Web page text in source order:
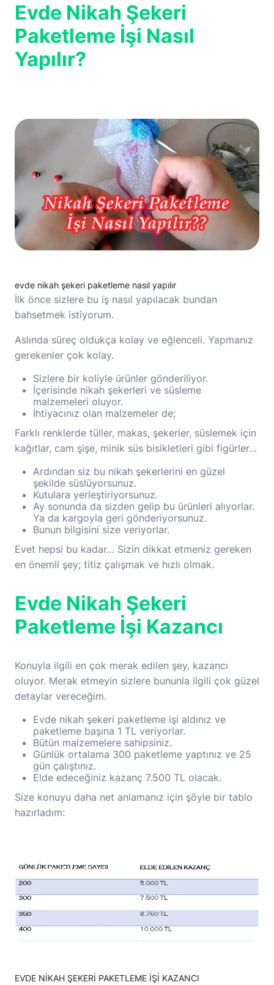
Evde Nikah Şekeri
Paketleme İşi Nasıl
Yapılır?
evde nikah şekeri paketleme nasıl yapılır
İlk önce sizlere bu iş nasıl yapılacak bundan
bahsetmek istiyorum.
Aslında süreç oldukça kolay ve eğlenceli. Yapmanız
gerekenler çok kolay.
Sizlere bir koliyle ürünler gönderiliyor.
İçerisinde nikah şekerleri ve süsleme
malzemeleri oluyor.
İhtiyacınız olan malzemeler de;
Farklı renklerde tüller, makas, şekerler, süslemek için
kağıtlar, cam şişe, minik süs bisikletleri gibi figürler…
Ardından siz bu nikah şekerlerini en güzel
şekilde süslüyorsunuz.
Kutulara yerleştiriyorsunuz.
Ay sonunda da sizden gelip bu ürünleri alıyorlar.
Ya da kargoyla geri gönderiyorsunuz.
Bunun bilgisini size veriyorlar.
Evet hepsi bu kadar… Sizin dikkat etmeniz gereken
en önemli şey; titiz çalışmak ve hızlı olmak.
Evde Nikah Şekeri
Paketleme İşi Kazancı
Konuyla ilgili en çok merak edilen şey, kazancı
oluyor. Merak etmeyin sizlere bununla ilgili çok güzel
detaylar vereceğim.
Evde nikah şekeri paketleme işi aldınız ve
paketleme başına 1 TL veriyorlar.
Bütün malzemelere sahipsiniz.
Günlük ortalama 300 paketleme yaptınız ve 25
gün çalıştınız.
Elde edeceğiniz kazanç 7.500 TL olacak.
Size konuyu daha net anlamanız için şöyle bir tablo
hazırladım:
EVDE NİKAH ŞEKERİ PAKETLEME İŞİ KAZANCI